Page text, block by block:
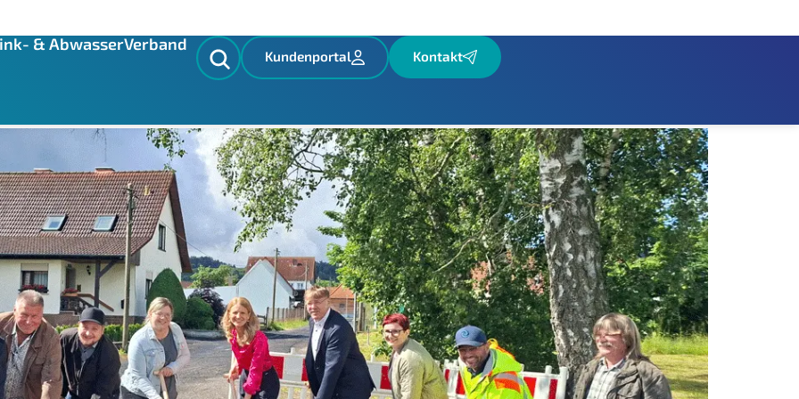
& AbwasserVerband
Kundenportal Kontakt
Sohl“: Verband erneuert Kanäle und